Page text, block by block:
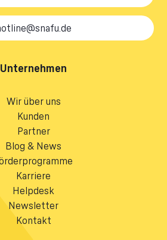
Unternehmen
Wir über uns
Kunden
Partner
Blog & News
Karriere
Helpdesk
Newsletter
Kontakt